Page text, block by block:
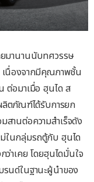
ยมานานนับทศวรรษ
เนื่องจากมีคุณภาพชั้น
ต่อมาเมื่อ ฮุนได ส
ลิตภัณฑ์ได้รับการยก
านต่อความสำเร็จดัง
ในกลุ่มรถตู้กับ ฮุนได
าเคย โดยฮุนไดมั่นใจ
รนด์ในฐานะผู้นำของ